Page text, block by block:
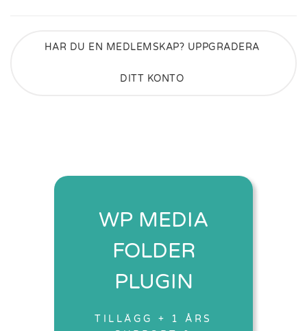
HAR DU EN MEDLEMSKAP? UPPGRADERA
DITT KONTO
WP MEDIA
FOLDER
PLUGIN
TILLÄGG + 1 ÅRS